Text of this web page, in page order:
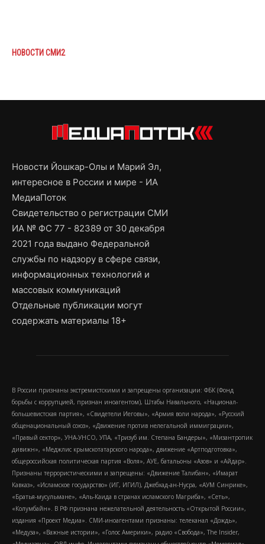
НОВОСТИ СМИ2
Новости Йошкар-Олы и Марий Эл,
интересное в России и мире - ИА
МедиаПоток
Свидетельство о регистрации СМИ
ИА № ФС 77 - 82389 от 30 декабря
2021 года выдано Федеральной
службы по надзору в сфере связи,
информационных технологий и
массовых коммуникаций
Отдельные публикации могут
содержать материалы 18+
В России признаны экстремистскими и запрещены организации: ФБК (Фонд
борьбы с коррупцией, признан иноагентом), Штабы Навального, «Национал-
большевистская партия», «Свидетели Иеговы», «Армия воли народа», «Русский
общенациональный союз», «Движение против нелегальной иммиграции»,
«Правый сектор», УНА-УНСО, УПА, «Тризуб им. Степана Бандеры», «Мизантропик
дивижн», «Меджлис крымскотатарского народа», движение «Артподготовка»,
общероссийская политическая партия «Воля», АУЕ, батальоны «Азов» и «Айдар».
Признаны террористическими и запрещены: «Движение Талибан», «Имарат
Кавказ», «Исламское государство» (ИГ, ИГИЛ), Джебхад-ан-Нусра, «АУМ Синрике»,
«Братья-мусульмане», «Аль-Каида в странах исламского Магриба», «Сеть»,
«Колумбайн». В РФ признана нежелательной деятельность «Открытой России»,
издания «Проект Медиа». СМИ-иноагентами признаны: телеканал «Дождь»,
«Медуза», «Важные истории», «Голос Америки», радио «Свобода», The Insider,